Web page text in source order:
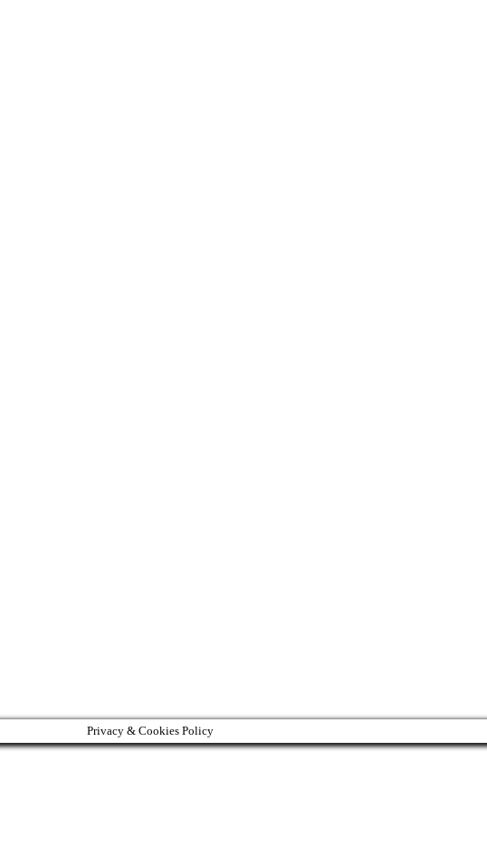
Privacy & Cookies Policy